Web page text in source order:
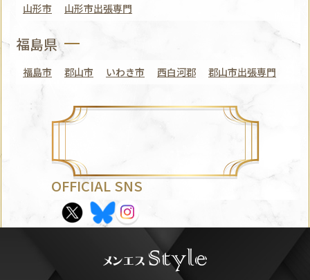
山形市 山形市出張専門
福島県
福島市 郡山市 いわき市 西白河郡 郡山市出張専門
OFFICIAL SNS